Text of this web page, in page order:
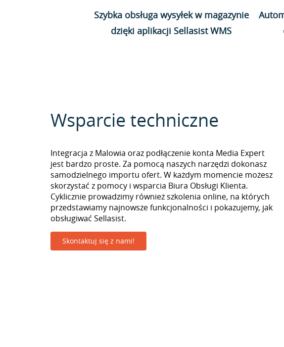
Szybka obsługa wysyłek w magazynie
dzięki aplikacji Sellasist WMS
Wsparcie techniczne
Integracja z Malowia oraz podłączenie konta Media Expert
jest bardzo proste. Za pomocą naszych narzędzi dokonasz
samodzielnego importu ofert. W każdym momencie możesz
skorzystać z pomocy i wsparcia Biura Obsługi Klienta.
Cyklicznie prowadzimy również szkolenia online, na których
przedstawiamy najnowsze funkcjonalności i pokazujemy, jak
obsługiwać Sellasist.
Skontaktuj się z nami!